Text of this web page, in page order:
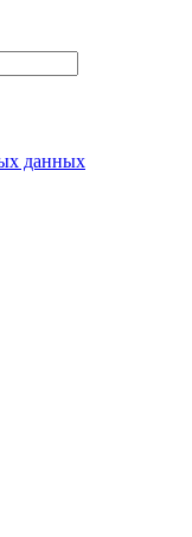
данных